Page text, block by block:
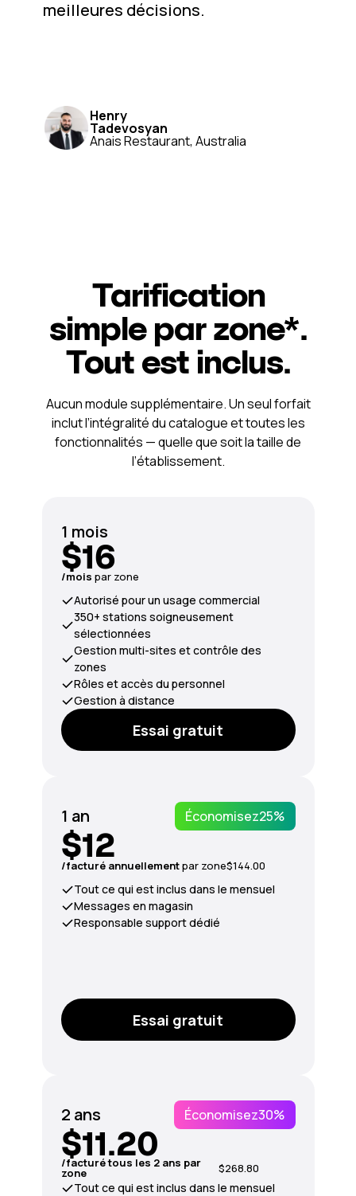
meilleures décisions.
Henry
Tadevosyan
Anais Restaurant, Australia
Tarification
simple par zone*.
Tout est inclus.
1 mois
$16
/mois par zone
Autorisé pour un usage commercial
350+ stations soigneusement
sélectionnées
Gestion multi-sites et contrôle des
zones
Rôles et accès du personnel
Gestion à distance
Essai gratuit
1 an Économisez25%
$12
/facturé annuellementpar zone$144.00
Tout ce qui est inclus dans le mensuel
Messages en magasin
Responsable support dédié
Essai gratuit
2 ans Économisez30%
$11.20
/facturé tous les 2 ans par
zone $268.80
Tout ce qui est inclus dans le mensuel
Aucun module supplémentaire. Un seul forfait
inclut l’intégralité du catalogue et toutes les
fonctionnalités — quelle que soit la taille de
l’établissement.